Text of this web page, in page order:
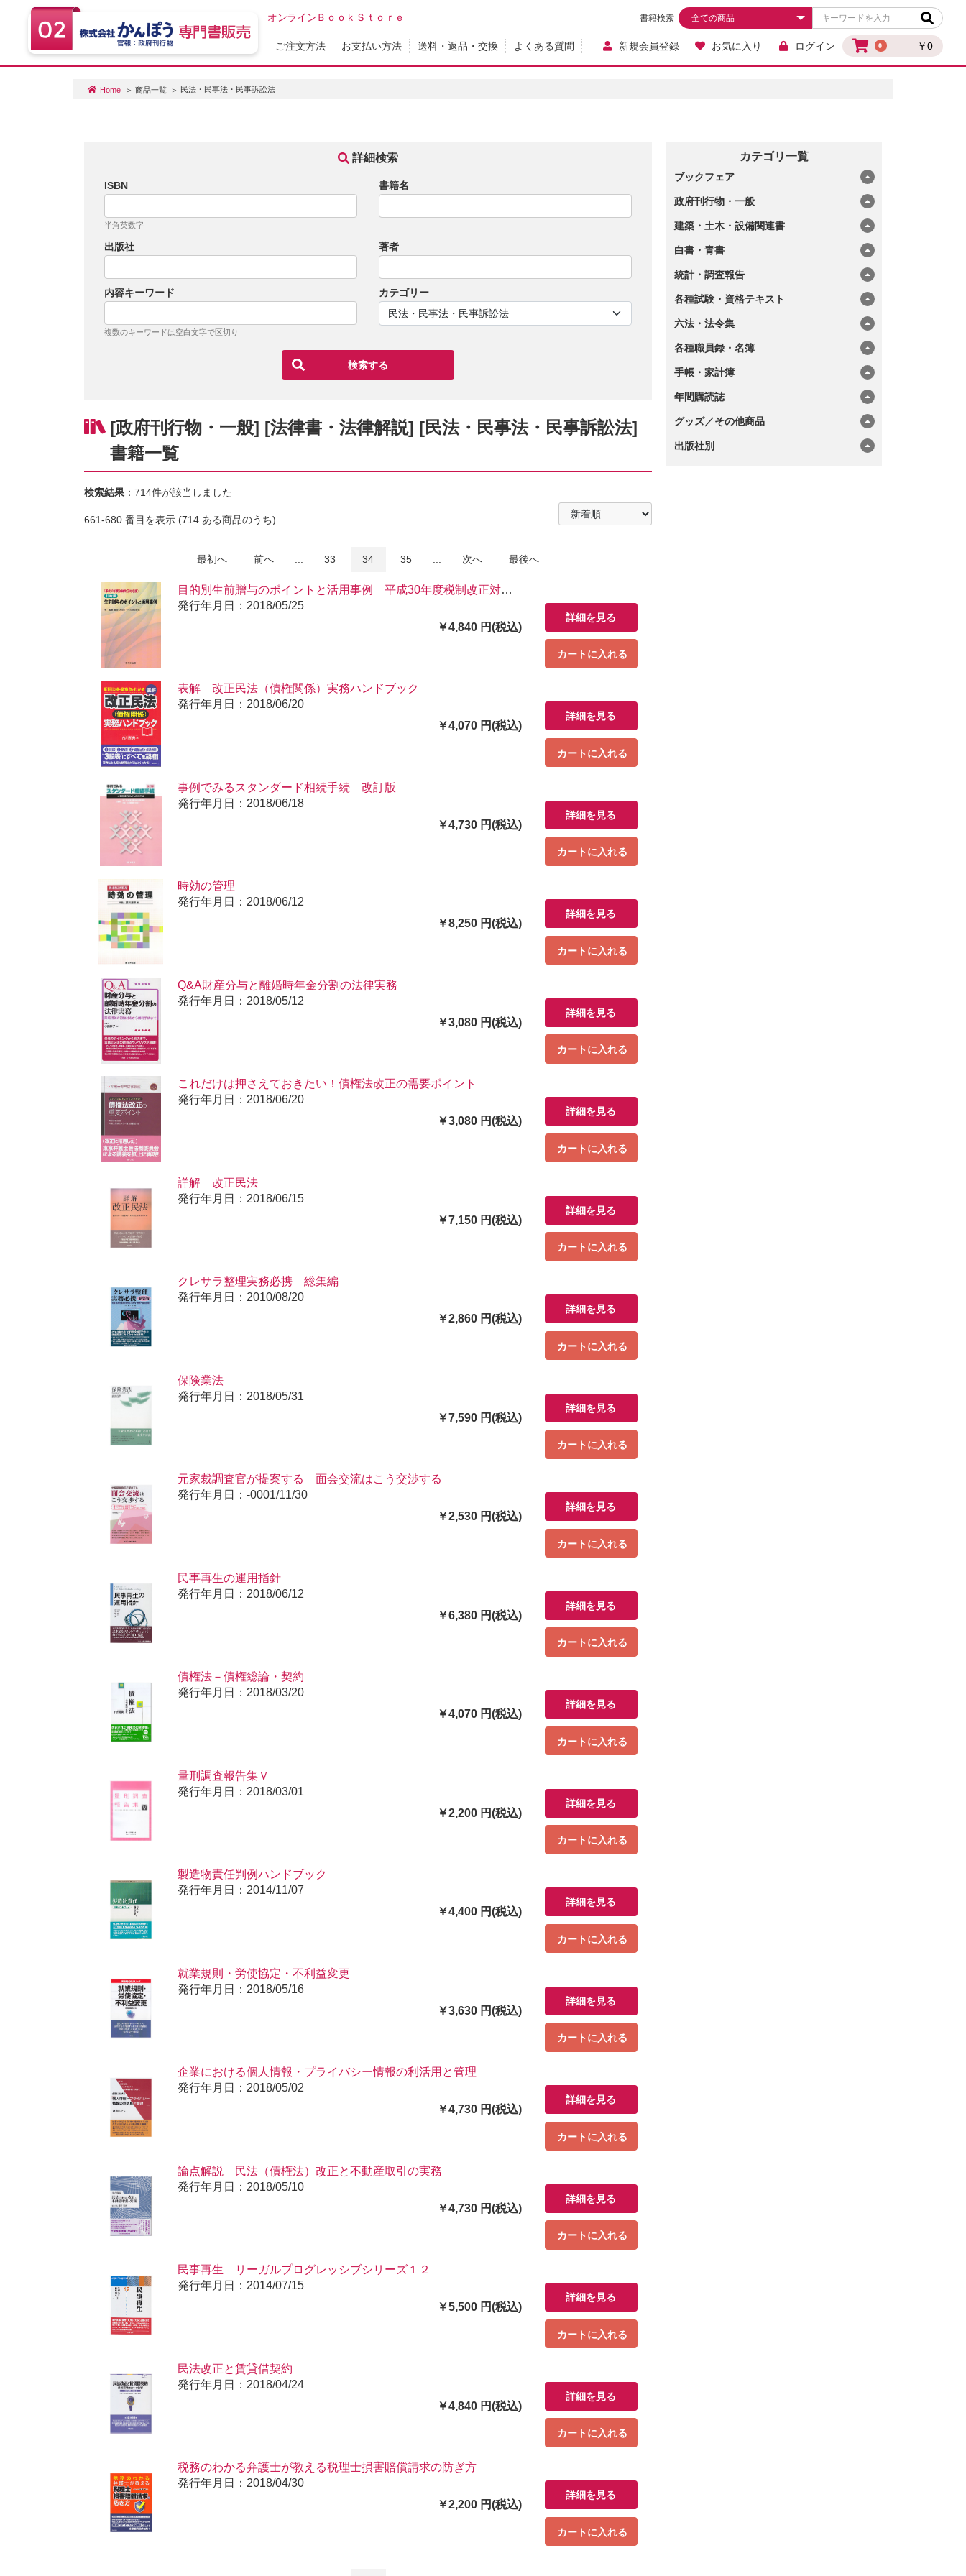
オンラインＢｏｏｋＳｔｏｒｅ
0 ￥0
書籍検索
ご注文方法 お支払い方法 送料・返品・交換 よくある質問 新規会員登録 お気に入り ログイン
Home 商品一覧 民法・民事法・民事訴訟法
カテゴリ一覧
ブックフェア
政府刊行物・一般
建築・土木・設備関連書
白書・青書
統計・調査報告
各種試験・資格テキスト
六法・法令集
各種職員録・名簿
手帳・家計簿
年間購読誌
グッズ／その他商品
出版社別
詳細検索
ISBN
半角英数字
書籍名
出版社 著者
内容キーワード
複数のキーワードは空白文字で区切り
カテゴリー
[政府刊行物・一般] [法律書・法律解説] [民法・民事法・民事訴訟法]
書籍一覧
検索結果 ：714件が該当しました
661-680 番目を表示 (714 ある商品のうち)
最初へ 前へ 33 34 35 次へ 最後へ
目的別生前贈与のポイントと活用事例 平成30年度税制改正対応
版
発行年月日：2018/05/25
￥4,840 円(税込)
詳細を見る
カートに入れる
表解 改正民法（債権関係）実務ハンドブック
発行年月日：2018/06/20
￥4,070 円(税込)
詳細を見る
カートに入れる
事例でみるスタンダード相続手続 改訂版
発行年月日：2018/06/18
￥4,730 円(税込)
詳細を見る
カートに入れる
時効の管理
発行年月日：2018/06/12
￥8,250 円(税込)
詳細を見る
カートに入れる
Q&A財産分与と離婚時年金分割の法律実務
発行年月日：2018/05/12
￥3,080 円(税込)
詳細を見る
カートに入れる
これだけは押さえておきたい！債権法改正の需要ポイント
発行年月日：2018/06/20
￥3,080 円(税込)
詳細を見る
カートに入れる
詳解 改正民法
発行年月日：2018/06/15
￥7,150 円(税込)
詳細を見る
カートに入れる
クレサラ整理実務必携 総集編
発行年月日：2010/08/20
￥2,860 円(税込)
詳細を見る
カートに入れる
保険業法
発行年月日：2018/05/31
￥7,590 円(税込)
詳細を見る
カートに入れる
元家裁調査官が提案する 面会交流はこう交渉する
発行年月日：-0001/11/30
￥2,530 円(税込)
詳細を見る
カートに入れる
民事再生の運用指針
発行年月日：2018/06/12
￥6,380 円(税込)
詳細を見る
カートに入れる
債権法－債権総論・契約
発行年月日：2018/03/20
￥4,070 円(税込)
詳細を見る
カートに入れる
量刑調査報告集Ｖ
発行年月日：2018/03/01
￥2,200 円(税込)
詳細を見る
カートに入れる
製造物責任判例ハンドブック
発行年月日：2014/11/07
￥4,400 円(税込)
詳細を見る
カートに入れる
就業規則・労使協定・不利益変更
発行年月日：2018/05/16
￥3,630 円(税込)
詳細を見る
カートに入れる
企業における個人情報・プライバシー情報の利活用と管理
発行年月日：2018/05/02
￥4,730 円(税込)
詳細を見る
カートに入れる
論点解説 民法（債権法）改正と不動産取引の実務
発行年月日：2018/05/10
￥4,730 円(税込)
詳細を見る
カートに入れる
民事再生 リーガルプログレッシブシリーズ１２
発行年月日：2014/07/15
￥5,500 円(税込)
詳細を見る
カートに入れる
民法改正と賃貸借契約
発行年月日：2018/04/24
￥4,840 円(税込)
詳細を見る
カートに入れる
税務のわかる弁護士が教える税理士損害賠償請求の防ぎ方
発行年月日：2018/04/30
￥2,200 円(税込)
詳細を見る
カートに入れる